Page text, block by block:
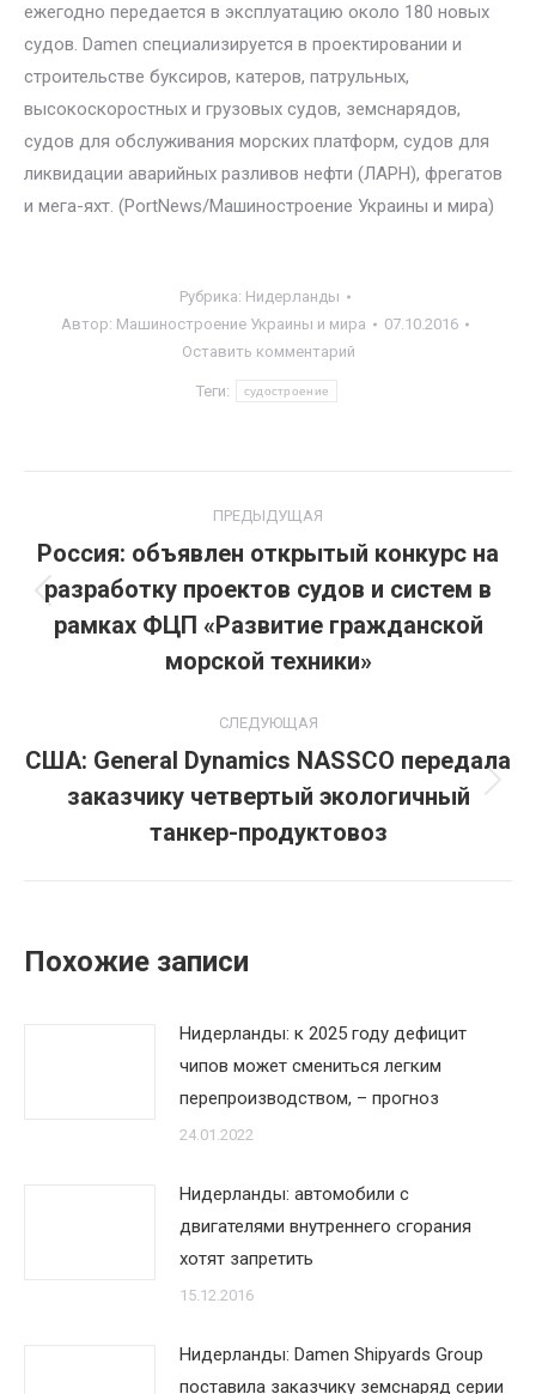
ежегодно передается в эксплуатацию около 180 новых
судов. Damen специализируется в проектировании и
строительстве буксиров, катеров, патрульных,
высокоскоростных и грузовых судов, земснарядов,
судов для обслуживания морских платформ, судов для
ликвидации аварийных разливов нефти (ЛАРН), фрегатов
и мега-яхт. (PortNews/Машиностроение Украины и мира)
Рубрика: Нидерланды
Автор: Машиностроение Украины и мира
07.10.2016
Оставить комментарий
Теги: судостроение
по
записям
ПРЕДЫДУЩАЯ
Предыдущая
запись:
Россия: объявлен открытый конкурс на
разработку проектов судов и систем в
рамках ФЦП «Развитие гражданской
морской техники»
СЛЕДУЮЩАЯ
Следующая
запись:
США: General Dynamics NASSCO передала
заказчику четвертый экологичный
танкер-продуктовоз
Похожие записи
Нидерланды: к 2025 году дефицит
чипов может смениться легким
перепроизводством, – прогноз
24.01.2022
Нидерланды: автомобили с
двигателями внутреннего сгорания
хотят запретить
15.12.2016
Нидерланды: Damen Shipyards Group
поставила заказчику земснаряд серии